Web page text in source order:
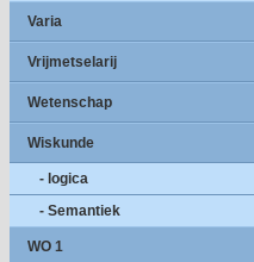
Varia
Vrijmetselarij
Wetenschap
Wiskunde
- logica
- Semantiek
WO 1